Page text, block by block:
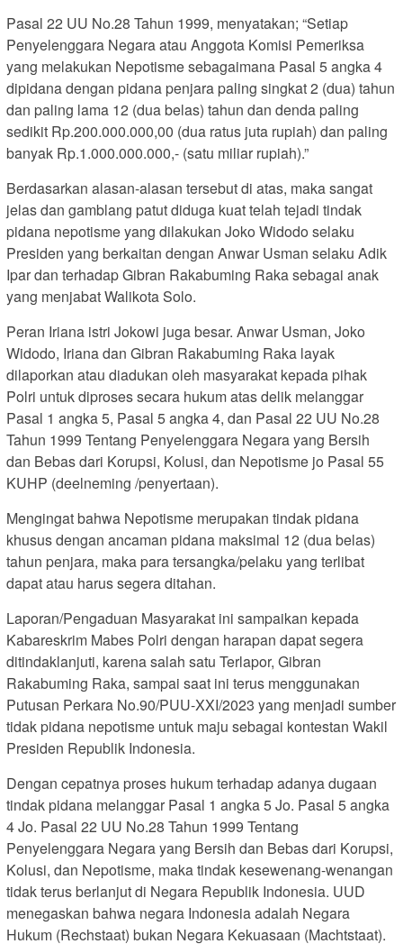
Pasal 22 UU No.28 Tahun 1999, menyatakan; “Setiap
Penyelenggara Negara atau Anggota Komisi Pemeriksa
yang melakukan Nepotisme sebagaimana Pasal 5 angka 4
dipidana dengan pidana penjara paling singkat 2 (dua) tahun
dan paling lama 12 (dua belas) tahun dan denda paling
sedikit Rp.200.000.000,00 (dua ratus juta rupiah) dan paling
banyak Rp.1.000.000.000,- (satu miliar rupiah).”
Berdasarkan alasan-alasan tersebut di atas, maka sangat
jelas dan gamblang patut diduga kuat telah tejadi tindak
pidana nepotisme yang dilakukan Joko Widodo selaku
Presiden yang berkaitan dengan Anwar Usman selaku Adik
Ipar dan terhadap Gibran Rakabuming Raka sebagai anak
yang menjabat Walikota Solo.
Peran Iriana istri Jokowi juga besar. Anwar Usman, Joko
Widodo, Iriana dan Gibran Rakabuming Raka layak
dilaporkan atau diadukan oleh masyarakat kepada pihak
Polri untuk diproses secara hukum atas delik melanggar
Pasal 1 angka 5, Pasal 5 angka 4, dan Pasal 22 UU No.28
Tahun 1999 Tentang Penyelenggara Negara yang Bersih
dan Bebas dari Korupsi, Kolusi, dan Nepotisme jo Pasal 55
KUHP (deelneming /penyertaan).
Mengingat bahwa Nepotisme merupakan tindak pidana
khusus dengan ancaman pidana maksimal 12 (dua belas)
tahun penjara, maka para tersangka/pelaku yang terlibat
dapat atau harus segera ditahan.
Laporan/Pengaduan Masyarakat ini sampaikan kepada
Kabareskrim Mabes Polri dengan harapan dapat segera
ditindaklanjuti, karena salah satu Terlapor, Gibran
Rakabuming Raka, sampai saat ini terus menggunakan
Putusan Perkara No.90/PUU-XXI/2023 yang menjadi sumber
tidak pidana nepotisme untuk maju sebagai kontestan Wakil
Presiden Republik Indonesia.
Dengan cepatnya proses hukum terhadap adanya dugaan
tindak pidana melanggar Pasal 1 angka 5 Jo. Pasal 5 angka
4 Jo. Pasal 22 UU No.28 Tahun 1999 Tentang
Penyelenggara Negara yang Bersih dan Bebas dari Korupsi,
Kolusi, dan Nepotisme, maka tindak kesewenang-wenangan
tidak terus berlanjut di Negara Republik Indonesia. UUD
menegaskan bahwa negara Indonesia adalah Negara
Hukum (Rechstaat) bukan Negara Kekuasaan (Machtstaat).